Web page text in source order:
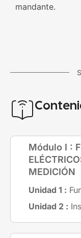
mandante.
Módulo I :
MEDICIÓN
Unidad 1 :
Unidad 2 :